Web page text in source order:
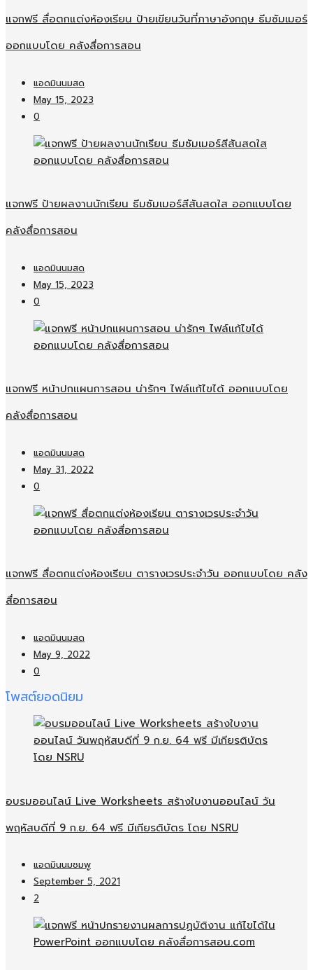
แจกฟรี สื่อตกแต่งห้องเรียน ป้ายเขียนวันที่ภาษาอังกฤษ ธีมซัมเมอร์
ออกแบบโดย คลังสื่อการสอน
แอดมินนมสด
May 15, 2023
0
แจกฟรี ป้ายผลงานนักเรียน ธีมซัมเมอร์สีสันสดใส ออกแบบโดย
คลังสื่อการสอน
แอดมินนมสด
May 15, 2023
0
แจกฟรี หน้าปกแผนการสอน น่ารักๆ ไฟล์แก้ไขได้ ออกแบบโดย
คลังสื่อการสอน
แอดมินนมสด
May 31, 2022
0
แจกฟรี สื่อตกแต่งห้องเรียน ตารางเวรประจำวัน ออกแบบโดย คลัง
สื่อการสอน
แอดมินนมสด
May 9, 2022
0
โพสต์ยอดนิยม
อบรมออนไลน์​ Live Worksheets สร้างใบงานออนไลน์​ วัน
พฤหัสบดีที่ 9 ก.ย. 64 ฟรี มีเกียรติบัตร โดย NSRU
แอดมินนมชมพู
September 5, 2021
2